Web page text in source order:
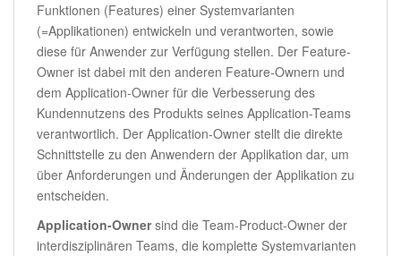
Funktionen (Features) einer Systemvarianten
(=Applikationen) entwickeln und verantworten, sowie
diese für Anwender zur Verfügung stellen. Der Feature-
Owner ist dabei mit den anderen Feature-Ownern und
dem Application-Owner für die Verbesserung des
Kundennutzens des Produkts seines Application-Teams
verantwortlich. Der Application-Owner stellt die direkte
Schnittstelle zu den Anwendern der Applikation dar, um
über Anforderungen und Änderungen der Applikation zu
entscheiden.
Application-Ownersind die Team-Product-Owner der
interdisziplinären Teams, die komplette Systemvarianten